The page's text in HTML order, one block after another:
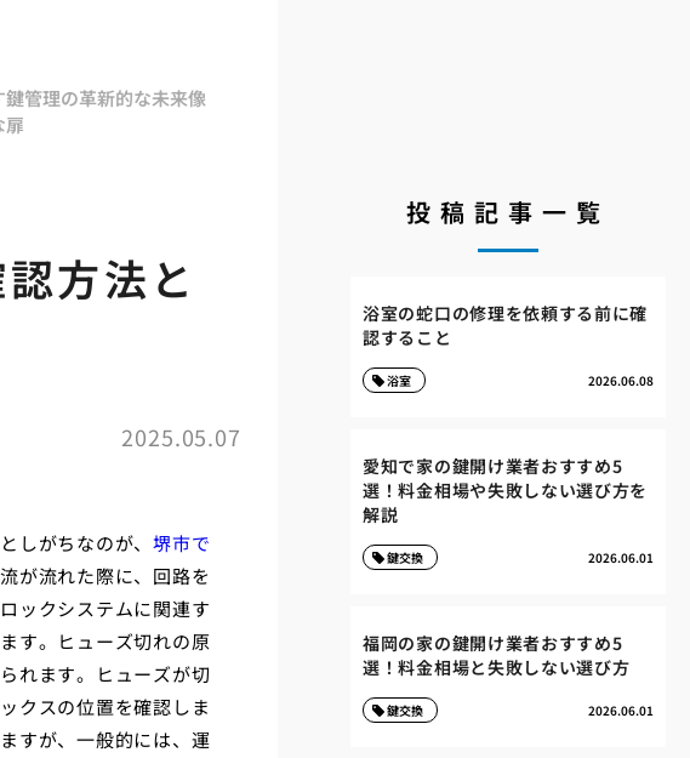
管理の革新的な未来像
扉
方法と
2025.05.07
しがちなのが、 堺市で
が流れた際に、回路を
ックシステムに関連す
す。ヒューズ切れの原
れます。ヒューズが切
クスの位置を確認しま
すが、一般的には、運
投稿記事一覧
浴室の蛇口の修理を依頼する前に確
認すること
2026.06.08
浴室
愛知で家の鍵開け業者おすすめ5
選！料金相場や失敗しない選び方を
解説
2026.06.01
鍵交換
福岡の家の鍵開け業者おすすめ5
選！料金相場と失敗しない選び方
2026.06.01
鍵交換